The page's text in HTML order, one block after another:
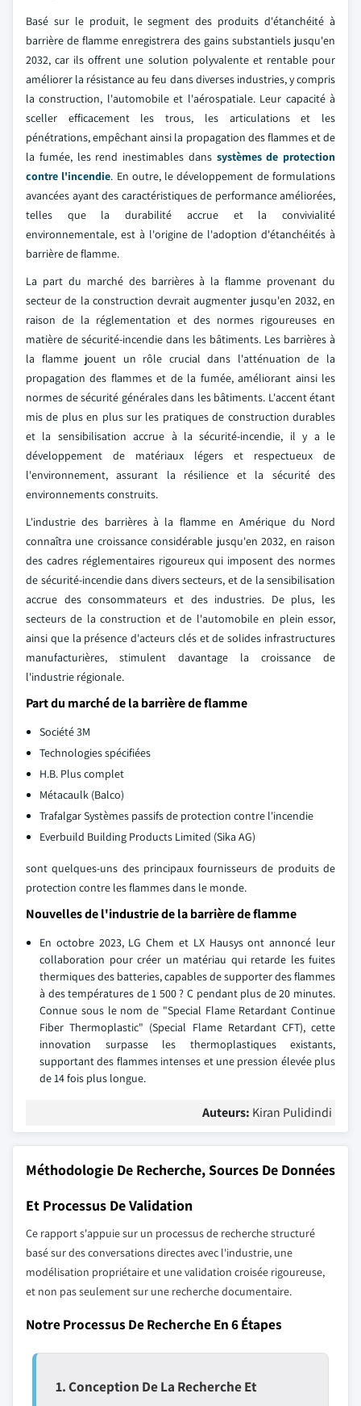
Basé sur le produit, le segment des produits d'étanchéité à
barrière de flamme enregistrera des gains substantiels jusqu'en
2032, car ils offrent une solution polyvalente et rentable pour
améliorer la résistance au feu dans diverses industries, y compris
la construction, l'automobile et l'aérospatiale. Leur capacité à
sceller efficacement les trous, les articulations et les
pénétrations, empêchant ainsi la propagation des flammes et de
la fumée, les rend inestimables dans systèmes de protection
contre l'incendie. En outre, le développement de formulations
avancées ayant des caractéristiques de performance améliorées,
telles que la durabilité accrue et la convivialité
environnementale, est à l'origine de l'adoption d'étanchéités à
barrière de flamme.
La part du marché des barrières à la flamme provenant du
secteur de la construction devrait augmenter jusqu'en 2032, en
raison de la réglementation et des normes rigoureuses en
matière de sécurité-incendie dans les bâtiments. Les barrières à
la flamme jouent un rôle crucial dans l'atténuation de la
propagation des flammes et de la fumée, améliorant ainsi les
normes de sécurité générales dans les bâtiments. L'accent étant
mis de plus en plus sur les pratiques de construction durables
et la sensibilisation accrue à la sécurité-incendie, il y a le
développement de matériaux légers et respectueux de
l'environnement, assurant la résilience et la sécurité des
environnements construits.
L'industrie des barrières à la flamme en Amérique du Nord
connaîtra une croissance considérable jusqu'en 2032, en raison
des cadres réglementaires rigoureux qui imposent des normes
de sécurité-incendie dans divers secteurs, et de la sensibilisation
accrue des consommateurs et des industries. De plus, les
secteurs de la construction et de l'automobile en plein essor,
ainsi que la présence d'acteurs clés et de solides infrastructures
manufacturières, stimulent davantage la croissance de
l'industrie régionale.
Part du marché de la barrière de flamme
Société 3M
Technologies spécifiées
H.B. Plus complet
Métacaulk (Balco)
Trafalgar Systèmes passifs de protection contre l'incendie
Everbuild Building Products Limited (Sika AG)
sont quelques-uns des principaux fournisseurs de produits de
protection contre les flammes dans le monde.
Nouvelles de l'industrie de la barrière de flamme
En octobre 2023, LG Chem et LX Hausys ont annoncé leur
collaboration pour créer un matériau qui retarde les fuites
thermiques des batteries, capables de supporter des flammes
à des températures de 1 500 ? C pendant plus de 20 minutes.
Connue sous le nom de "Special Flame Retardant Continue
Fiber Thermoplastic" (Special Flame Retardant CFT), cette
innovation surpasse les thermoplastiques existants,
supportant des flammes intenses et une pression élevée plus
de 14 fois plus longue.
Auteurs: Kiran Pulidindi
Méthodologie De Recherche, Sources De Données
Et Processus De Validation
Ce rapport s'appuie sur un processus de recherche structuré
basé sur des conversations directes avec l'industrie, une
modélisation propriétaire et une validation croisée rigoureuse,
et non pas seulement sur une recherche documentaire.
Notre Processus De Recherche En 6 Étapes
1. Conception De La Recherche Et